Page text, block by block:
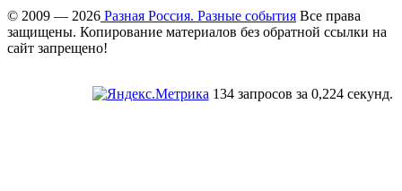
© 2009 — 2026 Разная Россия. Разные события Все права
защищены. Копирование материалов без обратной ссылки на
сайт запрещено!
134 запросов за 0,224 секунд.